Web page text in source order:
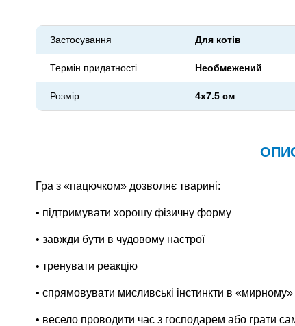
Застосування Для котів
Термін придатності Необмежений
Розмір 4x7.5 см
Гра з «пацючком» дозволяє тварині:
• підтримувати хорошу фізичну форму
• завжди бути в чудовому настрої
• тренувати реакцію
• спрямовувати мисливські інстинкти в
• весело проводити час з господарем або грати